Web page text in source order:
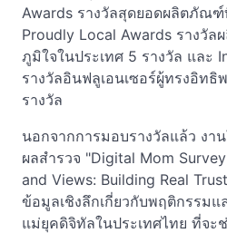
Awards รางวัลสุดยอดผลิตภัณ
Proudly Local Awards รางวั
ภูมิใจในประเทศ 5 รางวัล และ
รางวัลอินฟลูเอนเซอร์ผู้ทรงอิทธิ
รางวัล
นอกจากการมอบรางวัลแล้ว งา
ผลสำรวจ "Digital Mom
and Views: Building Real
ข้อมูลเชิงลึกเกี่ยวกับพฤติกรรม
แม่ยุคดิจิทัลในประเทศไทย ที่จะ